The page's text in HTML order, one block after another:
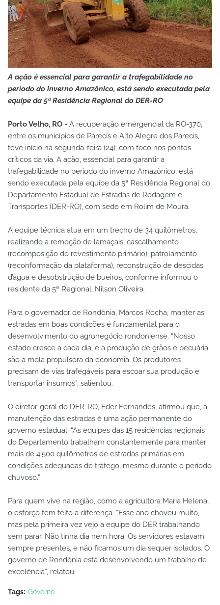
A ação é essencial para garantir a trafegabilidade no
período do inverno Amazônico, está sendo executada pela
equipe da 5ª Residência Regional do DER-RO
Porto Velho, RO - A recuperação emergencial da RO-370,
entre os municípios de Parecis e Alto Alegre dos Parecis,
teve início na segunda-feira (24), com foco nos pontos
críticos da via. A ação, essencial para garantir a
trafegabilidade no período do inverno Amazônico, está
sendo executada pela equipe da 5ª Residência Regional do
Departamento Estadual de Estradas de Rodagem e
Transportes (DER-RO), com sede em Rolim de Moura.
A equipe técnica atua em um trecho de 34 quilômetros,
realizando a remoção de lamaçais, cascalhamento
(recomposição do revestimento primário), patrolamento
(reconformação da plataforma), reconstrução de descidas
d’água e desobstrução de bueiros, conforme informou o
residente da 5ª Regional, Nilson Oliveira.
Para o governador de Rondônia, Marcos Rocha, manter as
estradas em boas condições é fundamental para o
desenvolvimento do agronegócio rondoniense. “Nosso
estado cresce a cada dia, e a produção de grãos e pecuária
são a mola propulsora da economia. Os produtores
precisam de vias trafegáveis para escoar sua produção e
transportar insumos”, salientou.
O diretor-geral do DER-RO, Eder Fernandes, afirmou que, a
manutenção das estradas é uma ação permanente do
governo estadual. “As equipes das 15 residências regionais
do Departamento trabalham constantemente para manter
mais de 4.500 quilômetros de estradas primárias em
condições adequadas de tráfego, mesmo durante o período
chuvoso.”
Para quem vive na região, como a agricultora Maria Helena,
o esforço tem feito a diferença. “Esse ano choveu muito,
mas pela primeira vez vejo a equipe do DER trabalhando
sem parar. Não tinha dia nem hora. Os servidores estavam
sempre presentes, e não ficamos um dia sequer isolados. O
governo de Rondônia está desenvolvendo um trabalho de
excelência”, relatou.
Tags: Governo